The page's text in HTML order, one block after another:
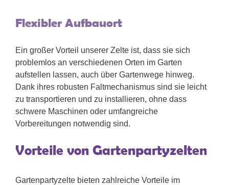
Flexibler Aufbauort
Ein großer Vorteil unserer Zelte ist, dass sie sich
problemlos an verschiedenen Orten im Garten
aufstellen lassen, auch über Gartenwege hinweg.
Dank ihres robusten Faltmechanismus sind sie leicht
zu transportieren und zu installieren, ohne dass
schwere Maschinen oder umfangreiche
Vorbereitungen notwendig sind.
Vorteile von Gartenpartyzelten
Gartenpartyzelte bieten zahlreiche Vorteile im